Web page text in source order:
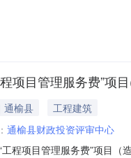
技园1单元6层9号中标（成
项目管理服务费”项
通榆县
工程建筑
通榆县财政投资评审中心
程项目管理服务费”项目